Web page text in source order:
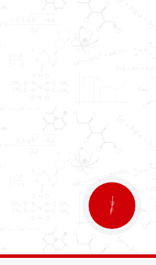
КНОПКА
ЗВ'ЯЗКУ